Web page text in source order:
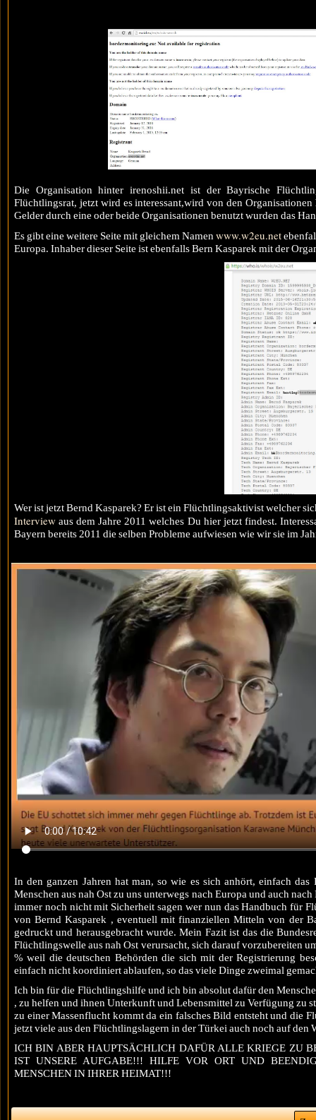
Die Organisation hinter irenoshii.net ist der Bayrische
Flüchtlingsrat, jetzt wird es interessant,wird von den Organisationen
Gelder durch eine oder beide Organisationen benutzt wurden das
Es gibt eine weitere Seite mit gleichem Namen www.w2eu.net
Europa. Inhaber dieser Seite ist ebenfalls Bern Kasparek mit der
Wer ist jetzt Bernd Kasparek? Er ist ein Flüchtlingsaktivist welcher
Interviewaus dem Jahre 2011 welches Du hier jetzt findest.
Bayern bereits 2011 die selben Probleme aufwiesen wie wir sie im
In den ganzen Jahren hat man, so wie es sich anhört, einfach
Menschen aus nah Ost zu uns unterwegs nach Europa und auch
immer noch nicht mit Sicherheit sagen wer nun das Handbuch für
von Bernd Kasparek , eventuell mit finanziellen Mitteln von der
gedruckt und herausgebracht wurde. Mein Fazit ist das die
Flüchtlingswelle aus nah Ost verursacht, sich darauf vorzubereiten
% weil die deutschen Behörden die sich mit der Registrierung
einfach nicht koordiniert ablaufen, so das viele Dinge zweimal
Ich bin für die Flüchtlingshilfe und ich bin absolut dafür den
, zu helfen und ihnen Unterkunft und Lebensmittel zu Verfügung zu
zu einer Massenflucht kommt da ein falsches Bild entsteht und die
jetzt viele aus den Flüchtlingslagern in der Türkei auch noch auf den
ICH BIN ABER HAUPTSÄCHLICH DAFÜR ALLE KRIEGE ZU
IST UNSERE AUFGABE!!! HILFE VOR ORT UND
MENSCHEN IN IHRER HEIMAT!!!